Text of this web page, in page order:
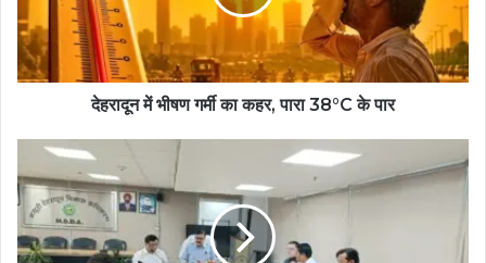
देहरादून में भीषण गर्मी का कहर, पारा 38°C के पार